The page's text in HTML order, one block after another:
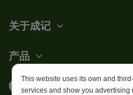
关于成记
产品
帐户This website uses its own and
services and show you